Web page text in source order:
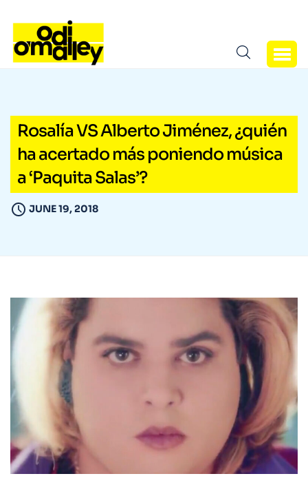
Rosalía VS Alberto Jiménez, ¿quién
ha acertado más poniendo música
a ‘Paquita Salas’?
JUNE 19, 2018